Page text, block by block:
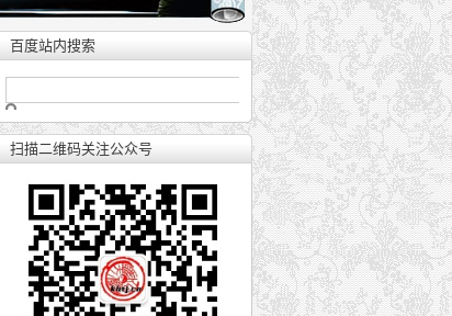
百度站内搜索
扫描二维码关注公众号